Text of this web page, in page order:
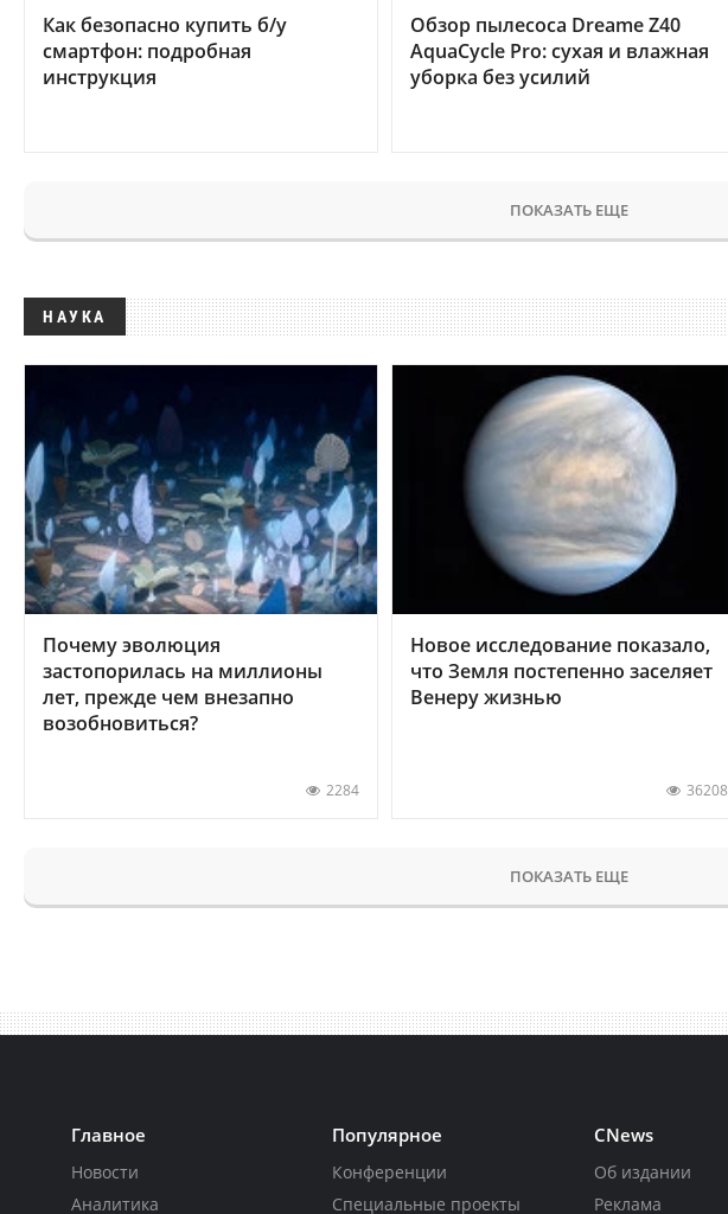
Как безопасно купить б/у
смартфон: подробная
инструкция
Обзор пылесоса Dreame Z40
AquaCycle Pro: сухая и влажная
уборка без усилий
ПОКАЗАТЬ ЕЩЕ
НАУКА
Почему эволюция
застопорилась на миллионы
лет, прежде чем внезапно
возобновиться?
2284
Новое исследование показало,
что Земля постепенно заселяет
Венеру жизнью
36208
ПОКАЗАТЬ ЕЩЕ
Главное
Новости
Аналитика
Популярное
Конференции
Специальные проекты
CNews
Об издании
Реклама